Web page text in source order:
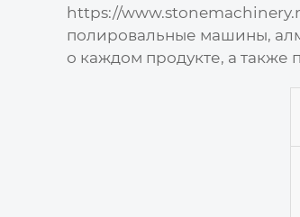
https://
полировальные машины,
о каждом продукте, а также